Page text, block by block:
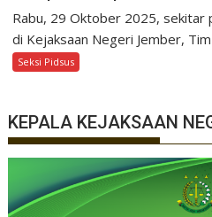
Rabu, 29 Oktober 2025,
di Kejaksaan Negeri Jember,
Seksi Pidsus
KEPALA KEJAKSAAN